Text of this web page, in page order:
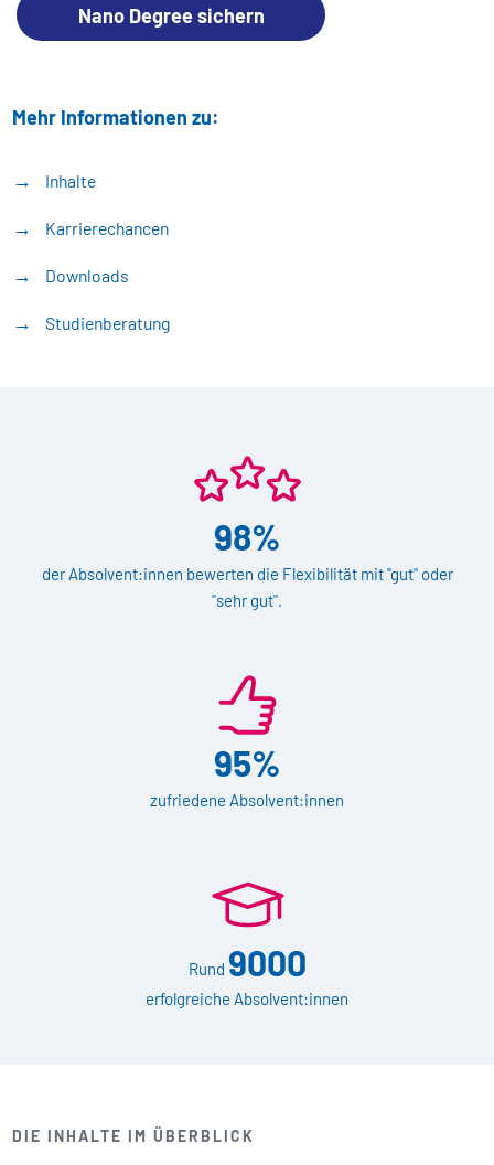
Nano Degree sichern
Mehr Informationen zu:
Inhalte
Karrierechancen
Downloads
Studienberatung
98%
der Absolvent:innen bewerten die Flexibilität mit "gut" oder
"sehr gut".
95%
zufriedene Absolvent:innen
Rund 9000
erfolgreiche Absolvent:innen
DIE INHALTE IM ÜBERBLICK